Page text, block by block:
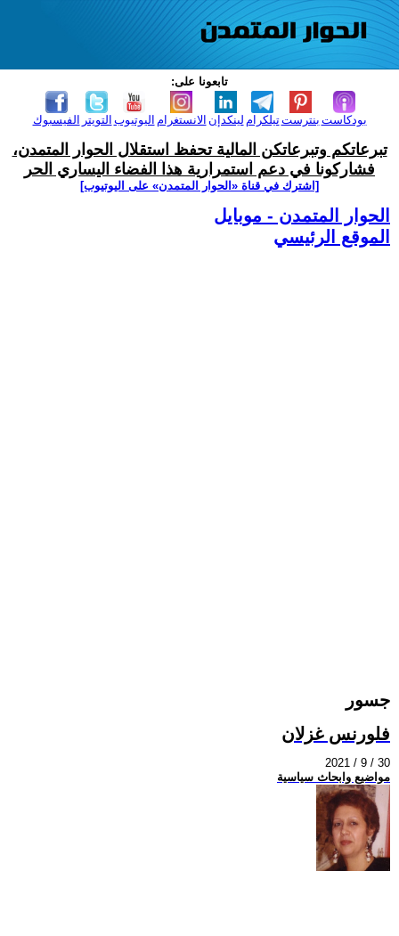
تابعونا على:
الفيسبوك التويتر اليوتيوب الانستغرام لينكدإن تيلكرامبنترست بودكاست
تبرعاتكم وتبرعاتكن المالية تحفظ استقلال الحوار المتمدن،
فشاركونا في دعم استمرارية هذا الفضاء اليساري الحر
[اشترك في قناة ‫«الحوار المتمدن» على اليوتيوب]
الحوار المتمدن - موبايل
الموقع الرئيسي
جسور
فلورنس غزلان
2021 / 9 / 30
مواضيع وابحاث سياسية